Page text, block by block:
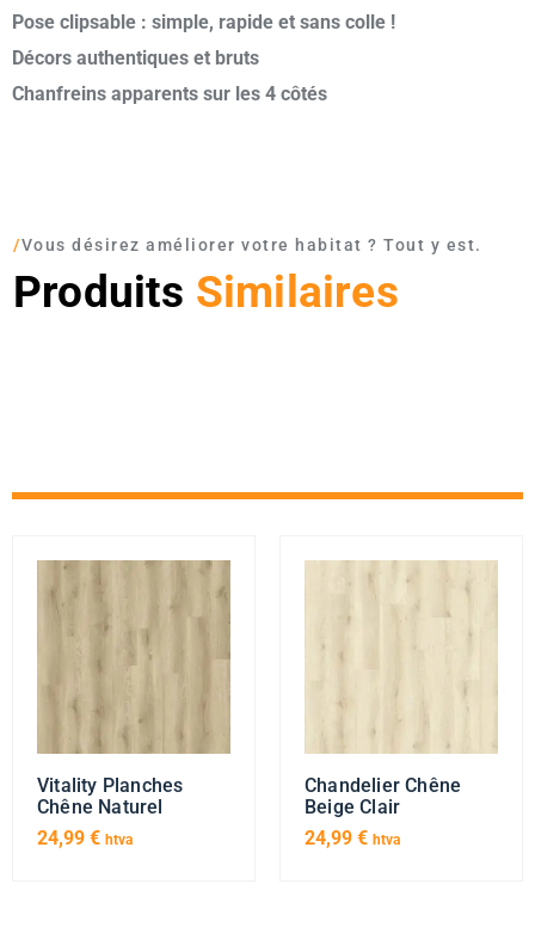
Pose clipsable : simple, rapide et sans colle !
Décors authentiques et bruts
Chanfreins apparents sur les 4 côtés
/Vous désirez améliorer votre habitat ? Tout y est.
Produits Similaires
Vitality Planches
Chêne Naturel
24,99 € htva
Chandelier Chêne
Beige Clair
24,99 € htva